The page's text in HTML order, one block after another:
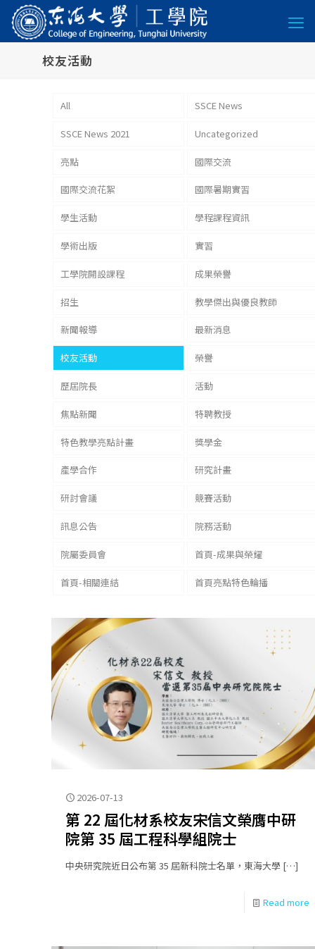
校友活動
All SSCE News
SSCE News 2021 Uncategorized
亮點 國際交流
國際交流花絮 國際暑期實習
學生活動 學程課程資訊
學術出版 實習
工學院開設課程 成果榮譽
招生 教學傑出與優良教師
新聞報導 最新消息
校友活動 榮譽
歷屆院長 活動
焦點新聞 特聘教授
特色教學亮點計畫 獎學金
產學合作 研究計畫
研討會議 競賽活動
訊息公告 院務活動
院屬委員會 首頁-成果與榮耀
首頁-相關連結 首頁亮點特色輪播
2026-07-13
第 22 屆化材系校友宋信文榮膺中研
院第 35 屆工程科學組院士
中央研究院近日公布第 35 屆新科院士名單，東海大學 […]
Read more